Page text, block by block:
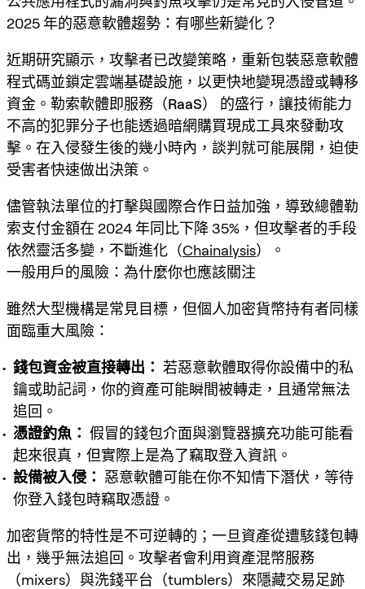
2025 年的惡意軟體趨勢：有哪些新變化？
近期研究顯示，攻擊者已改變策略，重新包裝惡意軟體
程式碼並鎖定雲端基礎設施，以更快地變現憑證或轉移
資金。 勒索軟體即服務（RaaS）
的盛行，讓技術能力
不高的犯罪分子也能透過暗網購買現成工具來發動攻
擊。在入侵發生後的幾小時內，談判就可能展開，迫使
受害者快速做出決策。
儘管執法單位的打擊與國際合作日益加強，導致總體勒
索支付金額在 2024 年同比下降 35%，但攻擊者的手段
依然靈活多變，不斷進化（Chainalysis）。
一般用戶的風險：為什麼你也應該關注
雖然大型機構是常見目標，但個人加密貨幣持有者同樣
面臨重大風險：
錢包資金被直接轉出： 若惡意軟體取得你設備中的私
鑰或助記詞，你的資產可能瞬間被轉走，且通常無法
追回。
憑證釣魚： 假冒的錢包介面與瀏覽器擴充功能可能看
起來很真，但實際上是為了竊取登入資訊。
設備被入侵： 惡意軟體可能在你不知情下潛伏，等待
你登入錢包時竊取憑證。
加密貨幣的特性是不可逆轉的；一旦資產從遭駭錢包轉
出，幾乎無法追回。攻擊者會利用資產混幣服務
（mixers）與洗錢平台（tumblers）來隱藏交易足跡